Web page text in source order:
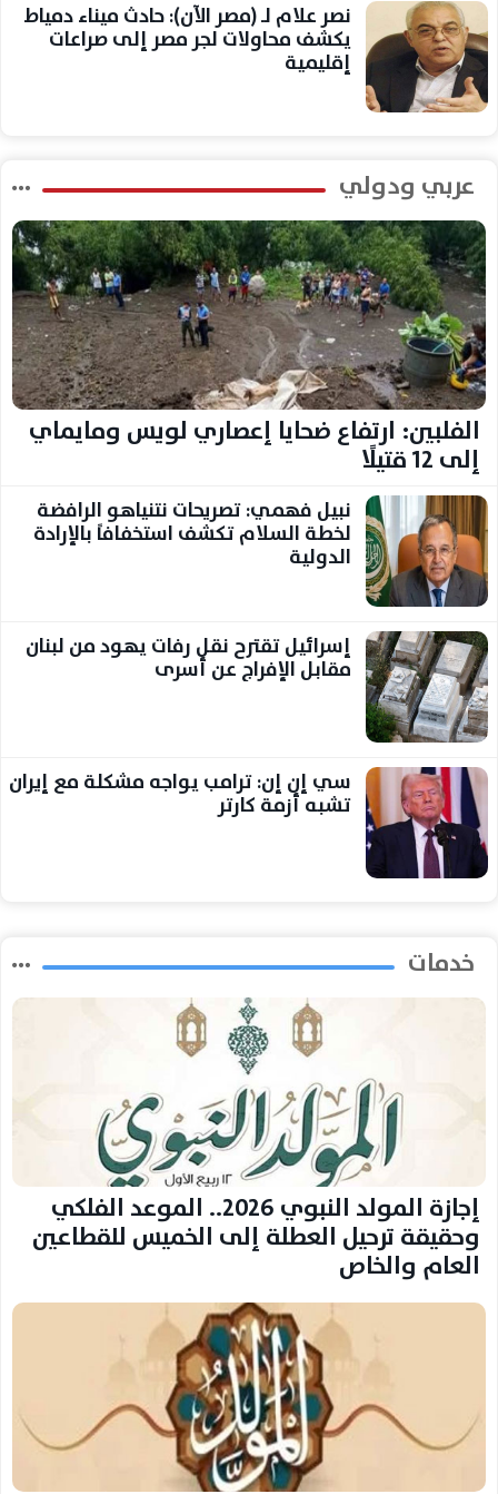
نصر علام لـ (مصر الآن): حادث ميناء دمياط
يكشف محاولات لجر مصر إلى صراعات
إقليمية
عربي ودولي
الفلبين: ارتفاع ضحايا إعصاري لويس ومايماي
إلى 12 قتيلًا
نبيل فهمي: تصريحات نتنياهو الرافضة
لخطة السلام تكشف استخفافاً بالإرادة
الدولية
إسرائيل تقترح نقل رفات يهود من لبنان
مقابل الإفراج عن أسرى
سي إن إن: ترامب يواجه مشكلة مع إيران
تشبه أزمة كارتر
خدمات
إجازة المولد النبوي 2026.. الموعد الفلكي
وحقيقة ترحيل العطلة إلى الخميس للقطاعين
العام والخاص